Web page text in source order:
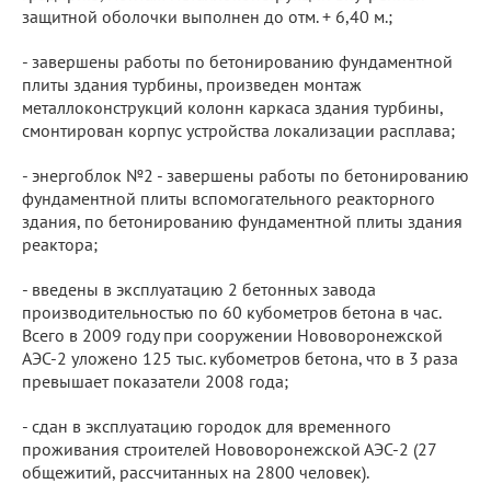
защитной оболочки выполнен до отм. + 6,40 м.;
- завершены работы по бетонированию фундаментной
плиты здания турбины, произведен монтаж
металлоконструкций колонн каркаса здания турбины,
смонтирован корпус устройства локализации расплава;
- энергоблок №2 - завершены работы по бетонированию
фундаментной плиты вспомогательного реакторного
здания, по бетонированию фундаментной плиты здания
реактора;
- введены в эксплуатацию 2 бетонных завода
производительностью по 60 кубометров бетона в час.
Всего в 2009 году при сооружении Нововоронежской
АЭС-2 уложено 125 тыс. кубометров бетона, что в 3 раза
превышает показатели 2008 года;
- сдан в эксплуатацию городок для временного
проживания строителей Нововоронежской АЭС-2 (27
общежитий, рассчитанных на 2800 человек).